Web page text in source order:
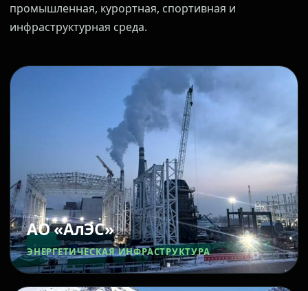
промышленная, курортная, спортивная и
инфраструктурная среда.
АО «АлЭС»
ЭНЕРГЕТИЧЕСКАЯ ИНФРАСТРУКТУРА